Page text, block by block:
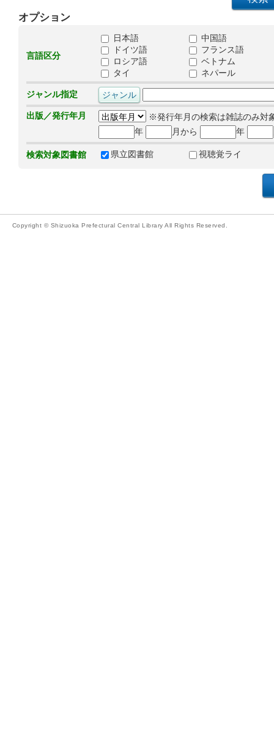
オプション
言語区分
日本語
中国語
ドイツ語
フランス語
ロシア語
ベトナム
タイ
ネパール
ジャンル指定
出版／発行年月
※発行年月の検索は雑誌のみ対
年
月から 年
検索対象図書館 県立図書館 視聴覚ライ
Copyright © Shizuoka Prefectural Central Library All Rights Reserved.